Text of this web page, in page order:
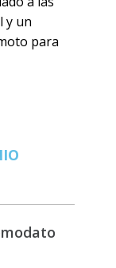
y un
para